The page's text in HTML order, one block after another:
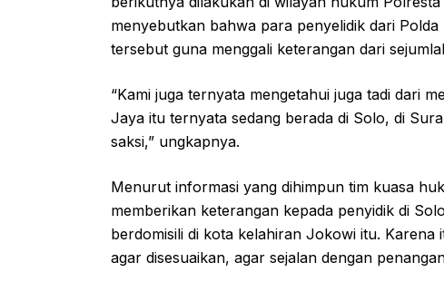
menyebutkan bahwa para penyelidik dari
tersebut guna menggali keterangan dari
“Kami juga ternyata mengetahui juga tadi dari
Jaya itu ternyata sedang berada di Solo, di
saksi,” ungkapnya.
Menurut informasi yang dihimpun tim kuasa
memberikan keterangan kepada penyidik di
berdomisili di kota kelahiran Jokowi itu.
agar disesuaikan, agar sejalan dengan